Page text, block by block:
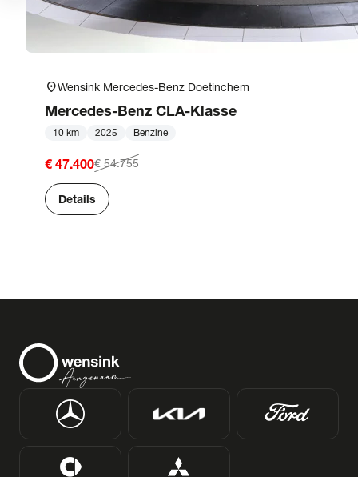
location_onWensink Mercedes-Benz Doetinchem
Mercedes-Benz CLA-Klasse
10 km 2025 Benzine
€ 47.400€ 54.755
Details